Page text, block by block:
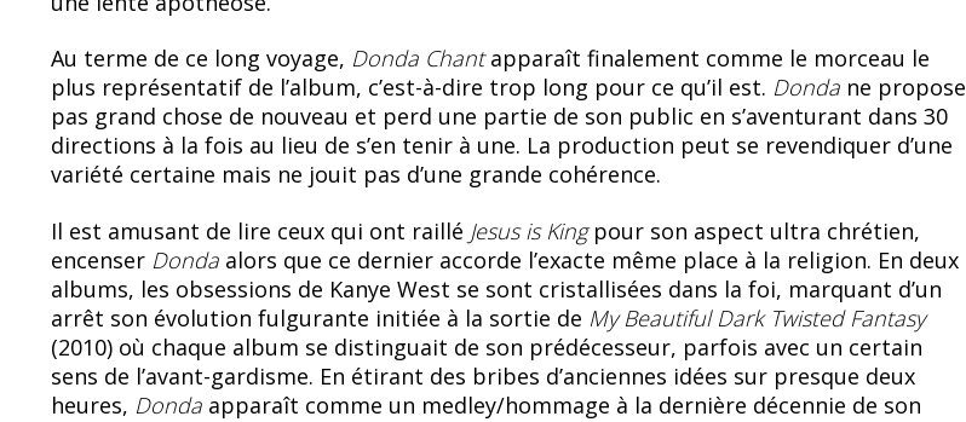
Au terme de ce long voyage, Donda Chantapparaît finalement comme le morceau le
plus représentatif de l’album, c’est-à-dire trop long pour ce qu’il est. Donda ne propose
pas grand chose de nouveau et perd une partie de son public en s’aventurant dans 30
directions à la fois au lieu de s’en tenir à une. La production peut se revendiquer d’une
variété certaine mais ne jouit pas d’une grande cohérence.
Il est amusant de lire ceux qui ont raillé Jesus is Kingpour son aspect ultra chrétien,
encenser Donda alors que ce dernier accorde l’exacte même place à la religion. En deux
albums, les obsessions de Kanye West se sont cristallisées dans la foi, marquant d’un
arrêt son évolution fulgurante initiée à la sortie de My Beautiful Dark Twisted Fantasy
(2010) où chaque album se distinguait de son prédécesseur, parfois avec un certain
sens de l’avant-gardisme. En étirant des bribes d’anciennes idées sur presque deux
heures, Donda apparaît comme un medley/hommage à la dernière décennie de son